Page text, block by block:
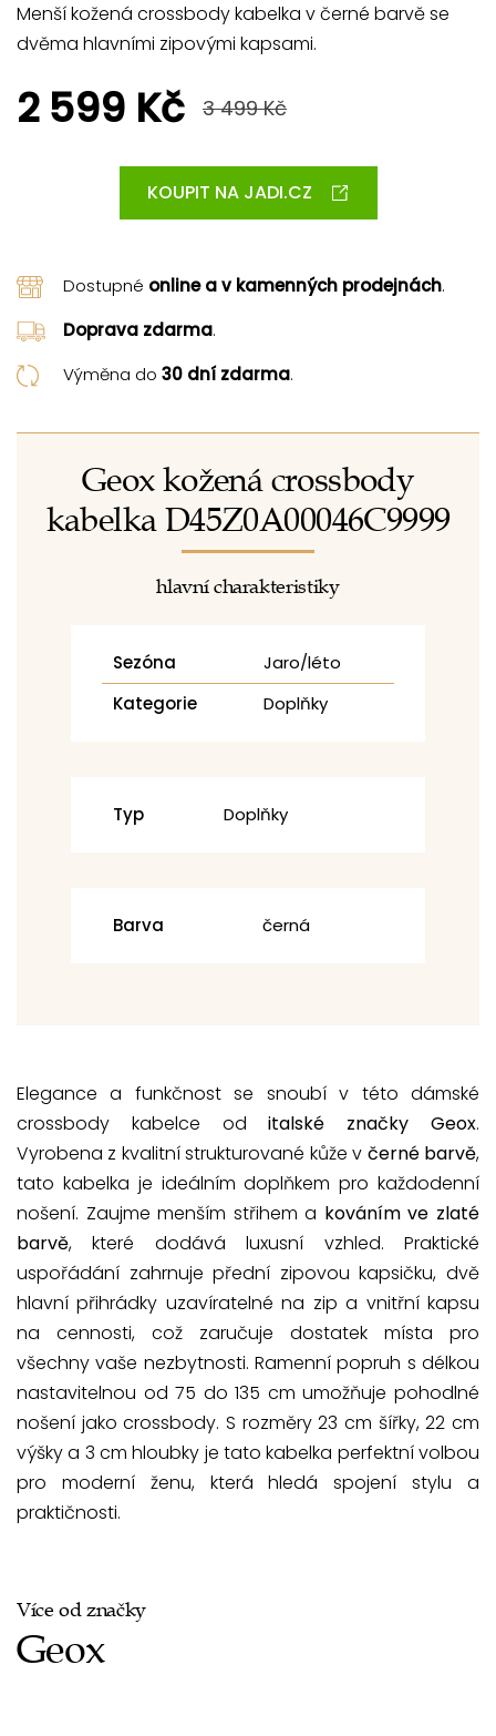
Menší kožená crossbody kabelka v černé barvě se
dvěma hlavními zipovými kapsami.
2 599 Kč 3 499 Kč
KOUPIT NA JADI.CZ
Dostupné online a v kamenných prodejnách.
Doprava zdarma.
Výměna do 30 dní zdarma.
Geox kožená crossbody
kabelka D45Z0A00046C9999
hlavní charakteristiky
Sezóna
Jaro/léto
Kategorie
Doplňky
Typ Doplňky
Barva černá
Elegance a funkčnost se snoubí v této dámské
crossbody kabelce oditalské značky Geox.
Vyrobena z kvalitní strukturované kůže v černé barvě,
tato kabelka je ideálním doplňkem pro každodenní
nošení. Zaujme menším střihem a kováním ve zlaté
barvě, které dodává luxusní vzhled. Praktické
uspořádání zahrnuje přední zipovou kapsičku, dvě
hlavní přihrádky uzavíratelné na zip a vnitřní kapsu
na cennosti, což zaručuje dostatek místa pro
všechny vaše nezbytnosti. Ramenní popruh s délkou
nastavitelnou od 75 do 135 cm umožňuje pohodlné
nošení jako crossbody. S rozměry 23 cm šířky, 22 cm
výšky a 3 cm hloubky je tato kabelka perfektní volbou
pro moderní ženu, která hledá spojení stylu a
praktičnosti.
Více od značky
Geox